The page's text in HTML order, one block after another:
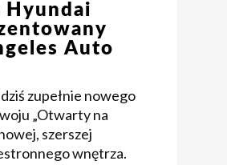
Hyundai
Auto
zupełnie nowego
„Otwarty na
szerszej
wnętrza.